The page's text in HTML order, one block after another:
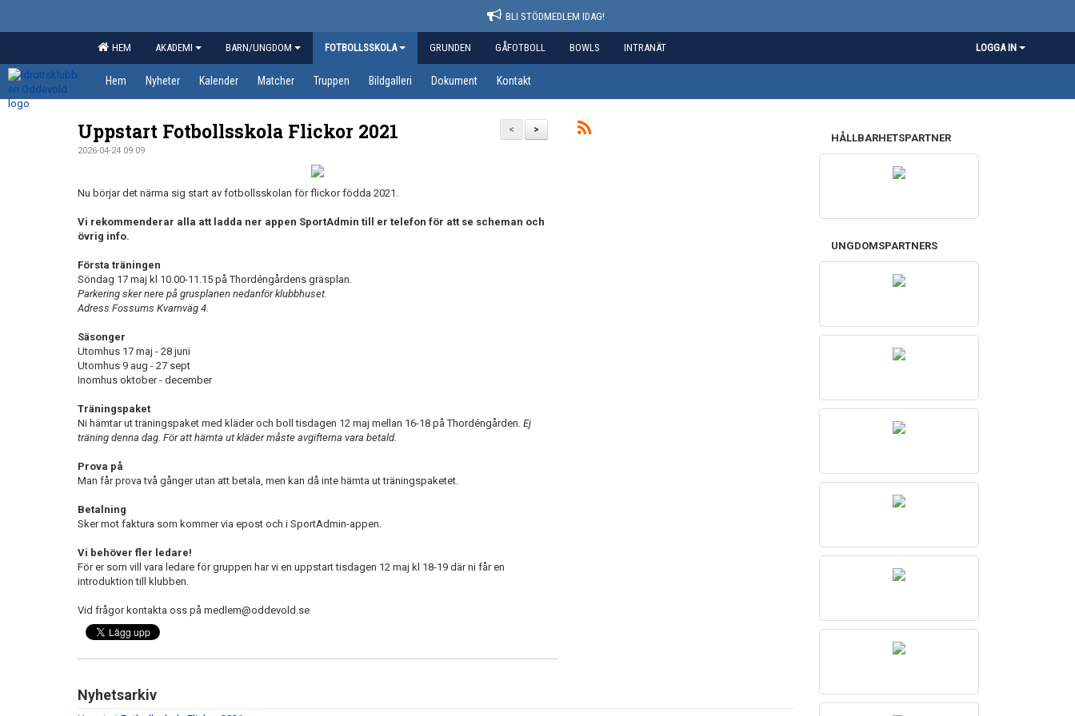
BLI STÖDMEDLEM IDAG!
HEM AKADEMI BARN/UNGDOM FOTBOLLSSKOLA GRUNDEN GÅFOTBOLL BOWLS INTRANÄT LOGGA IN
Hem Nyheter Kalender Matcher Truppen Bildgalleri Dokument Kontakt
>
<
Uppstart Fotbollsskola Flickor 2021
2026-04-24 09:09
Nu börjar det närma sig start av fotbollsskolan för flickor födda 2021.
Vi rekommenderar alla att ladda ner appen SportAdmin till er telefon för att se scheman och
övrig info.
Första träningen
Söndag 17 maj kl 10.00-11.15 på Thordéngårdens gräsplan.
Parkering sker nere på grusplanen nedanför klubbhuset.
Adress Fossums Kvarnväg 4.
Säsonger
Utomhus 17 maj - 28 juni
Utomhus 9 aug - 27 sept
Inomhus oktober - december
Träningspaket
Ni hämtar ut träningspaket med kläder och boll tisdagen 12 maj mellan 16-18 på Thordéngården. Ej
träning denna dag. För att hämta ut kläder måste avgifterna vara betald.
Prova på
Man får prova två gånger utan att betala, men kan då inte hämta ut träningspaketet.
Betalning
Sker mot faktura som kommer via epost och i SportAdmin-appen.
Vi behöver fler ledare!
För er som vill vara ledare för gruppen har vi en uppstart tisdagen 12 maj kl 18-19 där ni får en
introduktion till klubben.
Vid frågor kontakta oss på medlem@oddevold.se
Nyhetsarkiv
HÅLLBARHETSPARTNER
UNGDOMSPARTNERS